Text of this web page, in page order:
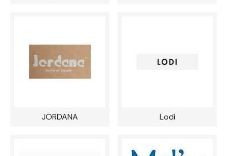
JORDANA Lodi